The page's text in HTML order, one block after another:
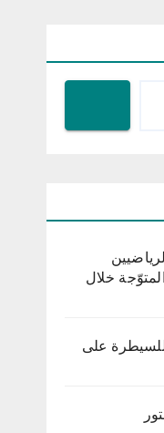
خلال
على